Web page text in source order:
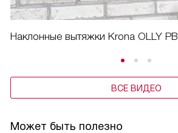
Наклонные вытяжки Krona OLLY PB
ВСЕ ВИДЕО
Может быть полезно